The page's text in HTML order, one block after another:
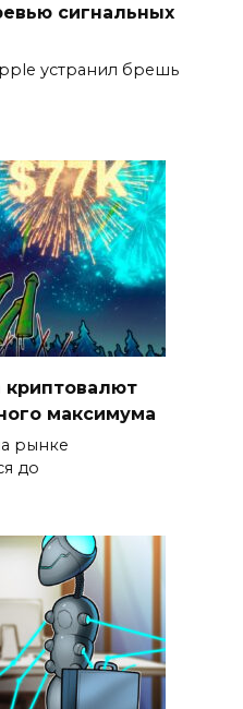
сигнальных
устранил брешь
криптовалют
максимума
рынке
до